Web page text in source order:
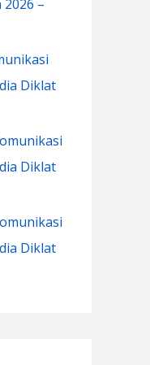
–
Diklat
Diklat
Diklat